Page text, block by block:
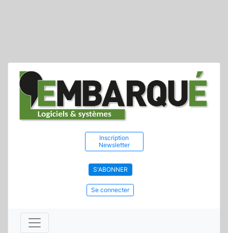
Inscription
Newsletter
S'ABONNER
Se connecter